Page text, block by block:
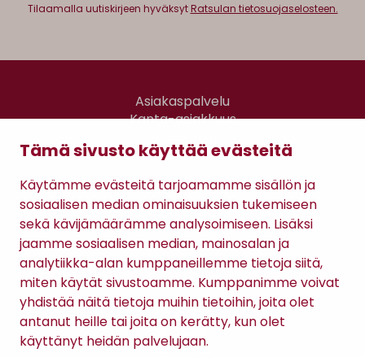
Tämä sivusto käyttää evästeitä
Käytämme evästeitä tarjoamamme sisällön ja
sosiaalisen median ominaisuuksien tukemiseen
sekä kävijämäärämme analysoimiseen. Lisäksi
jaamme sosiaalisen median, mainosalan ja
analytiikka-alan kumppaneillemme tietoja siitä,
miten käytät sivustoamme. Kumppanimme voivat
yhdistää näitä tietoja muihin tietoihin, joita olet
antanut heille tai joita on kerätty, kun olet
käyttänyt heidän palvelujaan.
Tilaamalla uutiskirjeen hyväksytRatsulan tietosuojaselosteen.
Asiakaspalvelu
Kanta-asiakkuus
Gomee Ratsula Café
Sopimusehdot
Tietosuojaseloste
Maksutavat